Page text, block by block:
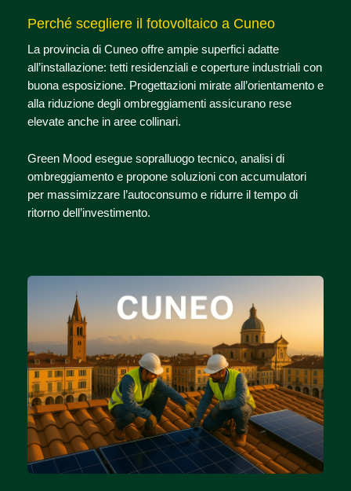
Perché scegliere il fotovoltaico a Cuneo
La provincia di Cuneo offre ampie superfici adatte
all’installazione: tetti residenziali e coperture industriali con
buona esposizione. Progettazioni mirate all’orientamento e
alla riduzione degli ombreggiamenti assicurano rese
elevate anche in aree collinari.
Green Mood esegue sopralluogo tecnico, analisi di
ombreggiamento e propone soluzioni con accumulatori
per massimizzare l’autoconsumo e ridurre il tempo di
ritorno dell’investimento.